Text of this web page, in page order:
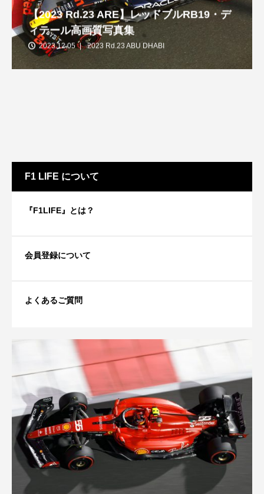
【2023 Rd.23 ARE】レッドブルRB19・デ
ィテール高画質写真集
2023.12.05 2023 Rd.23 ABU DHABI
F1 LIFE について
『F1LIFE』とは？
会員登録について
よくあるご質問